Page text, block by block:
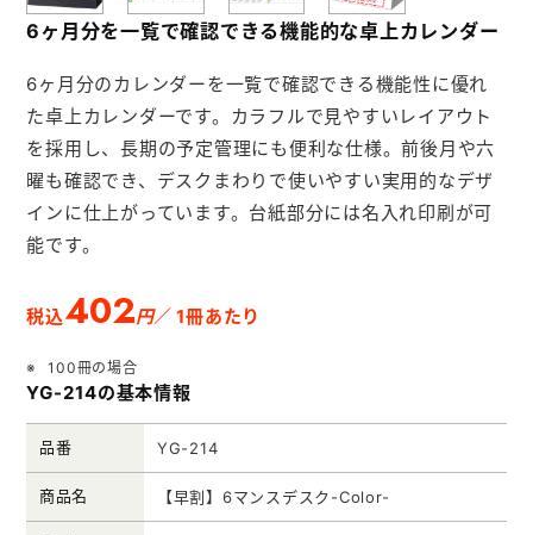
カイロ本舗
ボックスティッシュ本舗
メモ帳本舗
クリアファイル本舗
ノベルティグッズ本舗
6ヶ月分を一覧で確認できる機能的な卓上カレンダー
6ヶ月分のカレンダーを一覧で確認できる機能性に優れ
た卓上カレンダーです。カラフルで見やすいレイアウト
を採用し、長期の予定管理にも便利な仕様。前後月や六
曜も確認でき、デスクまわりで使いやすい実用的なデザ
インに仕上がっています。台紙部分には名入れ印刷が可
能です。
税込402円／ 1冊あたり
100冊の場合
YG-214の基本情報
品番 YG-214
商品名 【早割】6マンスデスク-Color-